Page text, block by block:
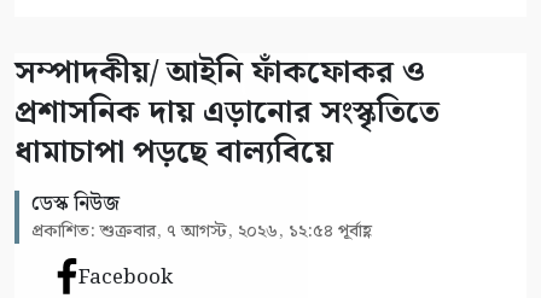
সম্পাদকীয়/ আইনি ফাঁকফোকর ও
প্রশাসনিক দায় এড়ানোর সংস্কৃতিতে
ধামাচাপা পড়ছে বাল্যবিয়ে
ডেস্ক নিউজ
প্রকাশিত: শুক্রবার, ৭ আগস্ট, ২০২৬, ১২:৫৪ পূর্বাহ্ণ
Facebook